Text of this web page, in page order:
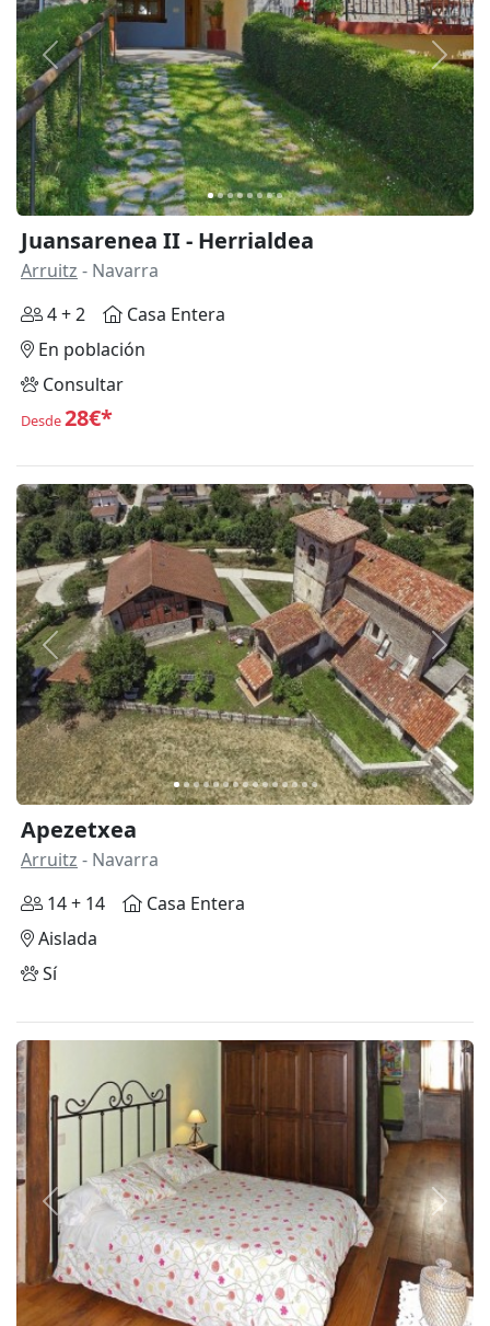
Anterior
Juansarenea II - Herrialdea
Arruitz - Navarra
4 + 2
Casa Entera
En población
Consultar
Desde28€*
Anterior
Apezetxea
Arruitz - Navarra
14 + 14
Casa Entera
Aislada
Sí
Anterior